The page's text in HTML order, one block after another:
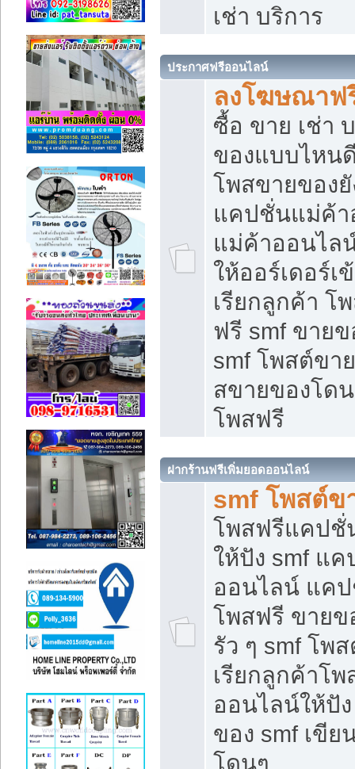
เช่า บริการ
ประกาศฟรีออนไลน์
ลงโฆษณาฟ
ซื้อ ขาย เช่า
ของแบบไหน
โพสขายของยั
แคปชั่นแม่ค้
แม่ค้าออนไล
ให้ออร์เดอร์เ
เรียกลูกค้า โ
ฟรี smf ขาย
smf โพสต์ขา
สขายของโด
โพสฟรี
ฝากร้านฟรีเพิ่มยอดออนไลน์
smf โพสต์ข
โพสฟรีแคปชั่
ให้ปัง smf แ
ออนไลน์ แค
โพสฟรี ขายข
รัว ๆ smf โพ
เรียกลูกค้าโ
ออนไลน์ให้ปั
ของ smf เขี
โดนๆ